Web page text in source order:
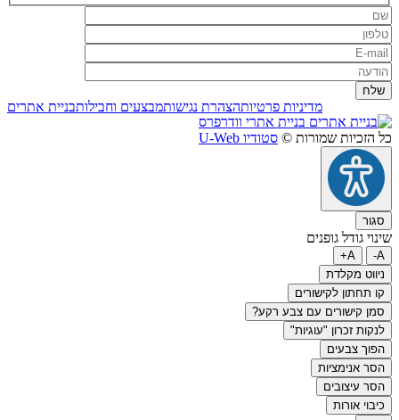
בניית אתריםמבצעים וחבילותהצהרת נגישותמדיניות פרטיות
בניית אתרי וודרפרס
כל הזכיות שמורות © סטודיו U-Web
סגור
שינוי גודל גופנים
A-
A+
ניווט מקלדת
קו תחתון לקישורים
סמן קישורים עם צבע רקע?
לנקות זכרון "עוגיות"
הפוך צבעים
הסר אנימציות
הסר עיצובים
כיבוי אורות